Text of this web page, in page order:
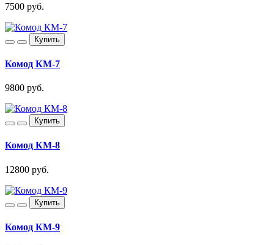
7500 руб.
Купить
Комод КМ-7
9800 руб.
Купить
Комод КМ-8
12800 руб.
Купить
Комод КМ-9